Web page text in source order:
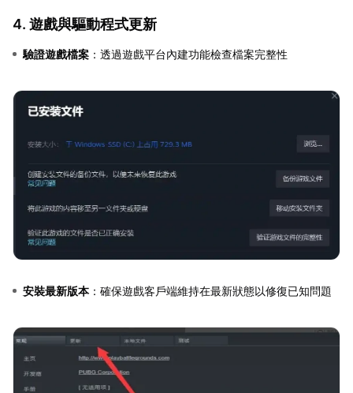
4. 遊戲與驅動程式更新
驗證遊戲檔案 ：透過遊戲平台內建功能檢查檔案完整性
安裝最新版本：確保遊戲客戶端維持在最新狀態以修復已知問題